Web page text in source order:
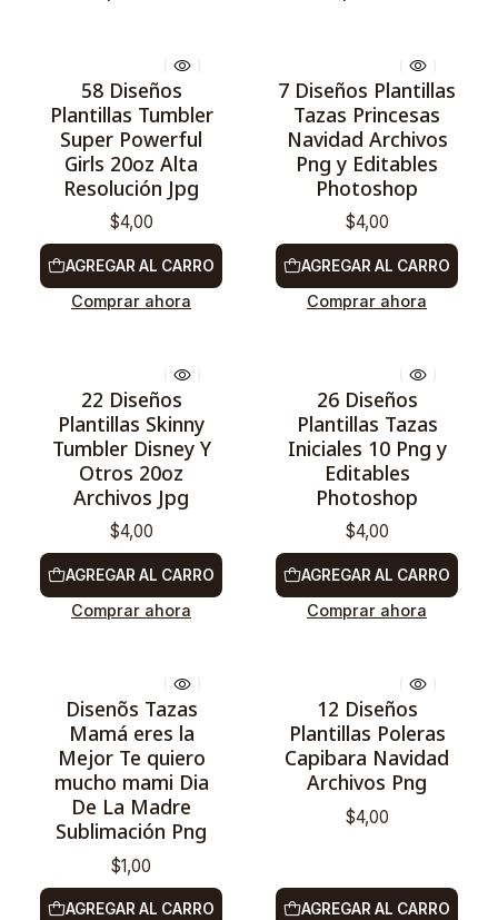
58 Diseños
Plantillas Tumbler
Super Powerful
Girls 20oz Alta
Resolución Jpg
$4,00
AGREGAR AL CARRO
Comprar ahora
7 Diseños Plantillas
Tazas Princesas
Navidad Archivos
Png y Editables
Photoshop
$4,00
AGREGAR AL CARRO
Comprar ahora
22 Diseños
Plantillas Skinny
Tumbler Disney Y
Otros 20oz
Archivos Jpg
$4,00
AGREGAR AL CARRO
Comprar ahora
26 Diseños
Plantillas Tazas
Iniciales 10 Png y
Editables
Photoshop
$4,00
AGREGAR AL CARRO
Comprar ahora
Disenõs Tazas
Mamá eres la
Mejor Te quiero
mucho mami Dia
De La Madre
Sublimación Png
$1,00
AGREGAR AL CARRO
12 Diseños
Plantillas Poleras
Capibara Navidad
Archivos Png
$4,00
AGREGAR AL CARRO